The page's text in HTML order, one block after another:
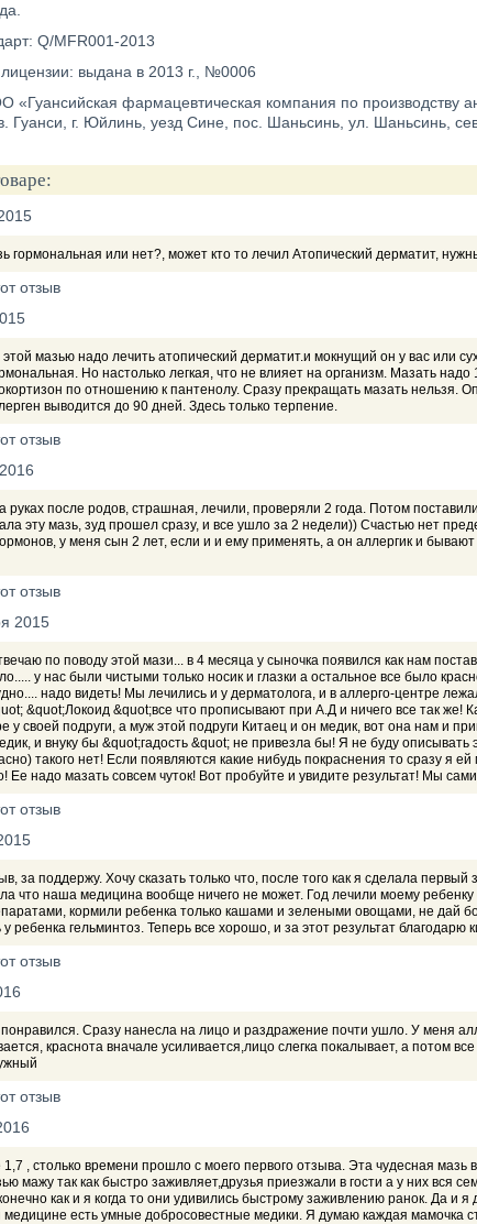
Q/MFR001-2013
выдана в 2013 г., №0006
«Гуансийская фармацевтическая компания по производству
Гуанси, г. Юйлинь, уезд Сине, пос. Шаньсинь, ул. Шаньсинь,
гормональная или нет?, может кто то лечил Атопический дерматит,
отзыв
мазью надо лечить атопический дерматит.и мокнущий он у вас или
Но настолько легкая, что не влияет на организм. Мазать
по отношению к пантенолу. Сразу прекращать мазать нельзя.
выводится до 90 дней. Здесь только терпение.
отзыв
руках после родов, страшная, лечили, проверяли 2 года. Потом
эту мазь, зуд прошел сразу, и все ушло за 2 недели)) Счастью нет
у меня сын 2 лет, если и и ему применять, а он аллергик и
отзыв
2015
по поводу этой мази... в 4 месяца у сыночка появился как нам
у нас были чистыми только носик и глазки а остальное все было
надо видеть! Мы лечились и у дерматолога, и в аллерго-центре
&quot;Локоид &quot;все что прописывают при А.Д и ничего все так же!
у своей подруги, а муж этой подруги Китаец и он медик, вот она нам и
и внуку бы &quot;гадость &quot; не привезла бы! Я не буду описывать
такого нет! Если появляются какие нибудь покраснения то сразу я
Ее надо мазать совсем чуток! Вот пробуйте и увидите результат! Мы
отзыв
за поддержу. Хочу сказать только что, после того как я сделала
что наша медицина вообще ничего не может. Год лечили моему
кормили ребенка только кашами и зелеными овощами, не дай
ребенка гельминтоз. Теперь все хорошо, и за этот результат благодарю
отзыв
Сразу нанесла на лицо и раздражение почти ушло. У меня
краснота вначале усиливается,лицо слегка покалывает, а потом
отзыв
1,7 , столько времени прошло с моего первого отзыва. Эта чудесная
мажу так как быстро заживляет,друзья приезжали в гости а у них вся
как и я когда то они удивились быстрому заживлению ранок. Да и
медицине есть умные добросовестные медики. Я думаю каждая мамочка